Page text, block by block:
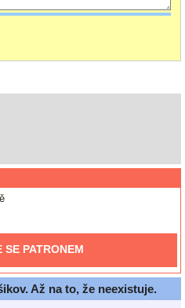
SE PATRONEM
Až na to, že neexistuje.